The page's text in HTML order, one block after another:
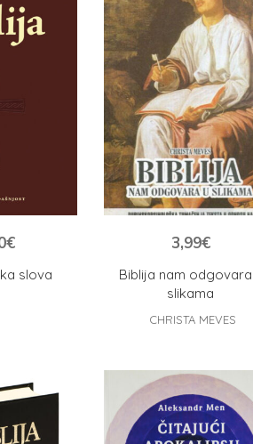
slova
€
Biblija nam
slikama
3,99€
CHRISTA MEVES